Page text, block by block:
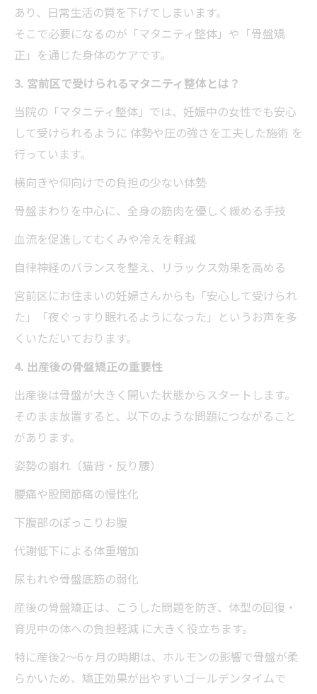
あり、日常生活の質を下げてしまいます。
そこで必要になるのが「マタニティ整体」や「骨盤矯
正」を通じた身体のケアです。
3. 宮前区で受けられるマタニティ整体とは？
当院の「マタニティ整体」では、妊娠中の女性でも安心
して受けられるように 体勢や圧の強さを工夫した施術 を
行っています。
横向きや仰向けでの負担の少ない体勢
骨盤まわりを中心に、全身の筋肉を優しく緩める手技
血流を促進してむくみや冷えを軽減
自律神経のバランスを整え、リラックス効果を高める
宮前区にお住まいの妊婦さんからも「安心して受けられ
た」「夜ぐっすり眠れるようになった」というお声を多
くいただいております。
4. 出産後の骨盤矯正の重要性
出産後は骨盤が大きく開いた状態からスタートします。
そのまま放置すると、以下のような問題につながること
があります。
姿勢の崩れ（猫背・反り腰）
腰痛や股関節痛の慢性化
下腹部のぽっこりお腹
代謝低下による体重増加
尿もれや骨盤底筋の弱化
産後の骨盤矯正は、こうした問題を防ぎ、体型の回復・
育児中の体への負担軽減 に大きく役立ちます。
特に産後2〜6ヶ月の時期は、ホルモンの影響で骨盤が柔
らかいため、矯正効果が出やすいゴールデンタイムで